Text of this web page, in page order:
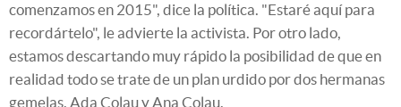
comenzamos en 2015", dice la política. "Estaré aquí para
recordártelo", le advierte la activista. Por otro lado,
estamos descartando muy rápido la posibilidad de que en
realidad todo se trate de un plan urdido por dos hermanas
gemelas, Ada Colau y Ana Colau.